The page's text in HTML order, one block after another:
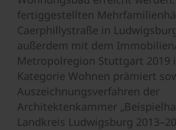
fertiggestellten
Caerphillystraße in
außerdem mit dem
Metropolregion Stuttgart 2019
Kategorie Wohnen prämiert
Auszeichnungsverfahren der
Architektenkammer
Landkreis Ludwigsburg